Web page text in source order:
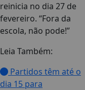
reinicia no dia 27 de
fevereiro. “Fora da
escola, não pode!”
Leia Também:
Partidos têm até o
dia 15 para